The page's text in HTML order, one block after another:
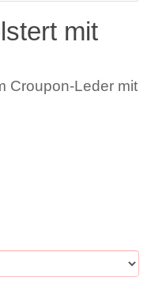
mit
Croupon-Leder mit